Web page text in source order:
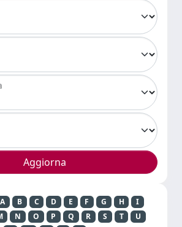
A B C D E F G H
I
N O P Q R S T
U